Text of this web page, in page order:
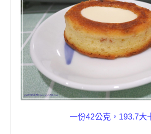
一份42公克 ， 193.7大